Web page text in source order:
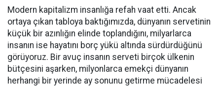
Modern kapitalizm insanlığa refah vaat etti. Ancak
ortaya çıkan tabloya baktığımızda, dünyanın servetinin
küçük bir azınlığın elinde toplandığını, milyarlarca
insanın ise hayatını borç yükü altında sürdürdüğünü
görüyoruz. Bir avuç insanın serveti birçok ülkenin
bütçesini aşarken, milyonlarca emekçi dünyanın
herhangi bir yerinde ay sonunu getirme mücadelesi